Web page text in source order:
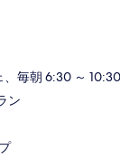
、毎朝 6:30 ～
ン